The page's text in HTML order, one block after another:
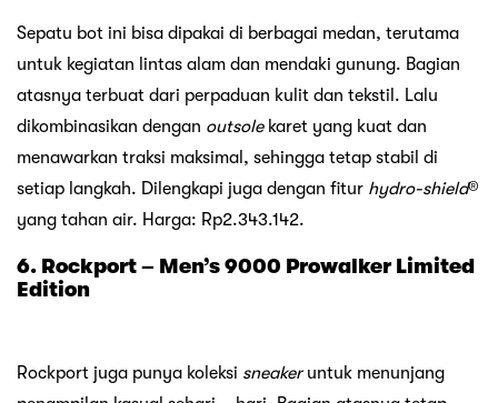
Sepatu bot ini bisa dipakai di berbagai medan, terutama
untuk kegiatan lintas alam dan mendaki gunung. Bagian
atasnya terbuat dari perpaduan kulit dan tekstil. Lalu
dikombinasikan dengan outsolekaret yang kuat dan
menawarkan traksi maksimal, sehingga tetap stabil di
setiap langkah. Dilengkapi juga dengan fitur hydro-shield®
yang tahan air. Harga: Rp2.343.142.
6. Rockport – Men’s 9000 Prowalker Limited
Edition
Rockport juga punya koleksi sneakeruntuk menunjang